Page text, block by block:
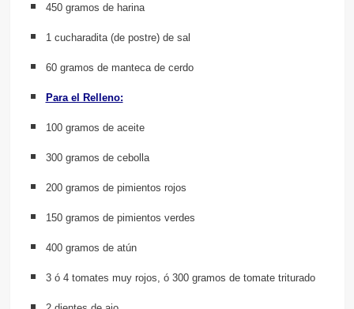
450 gramos de harina
1 cucharadita (de postre) de sal
60 gramos de manteca de cerdo
Para el Relleno:
100 gramos de aceite
300 gramos de cebolla
200 gramos de pimientos rojos
150 gramos de pimientos verdes
400 gramos de atún
3 ó 4 tomates muy rojos, ó 300 gramos de tomate triturado